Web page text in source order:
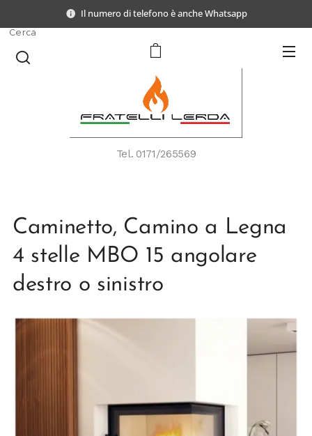
Il numero di telefono è anche Whatsapp
Tel. 0171/265569
Cerca
Caminetto, Camino a Legna
4 stelle MBO 15 angolare
destro o sinistro